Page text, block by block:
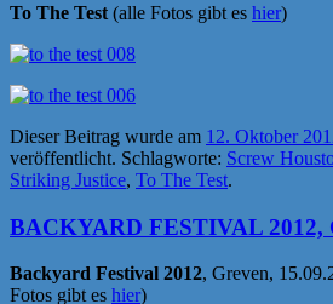
To The Test (alle Fotos gibt es hier)
Dieser Beitrag wurde am 12. Oktober
veröffentlicht. Schlagworte: Screw
Striking Justice, To The Test.
BACKYARD FESTIVAL 2012,
Backyard Festival 2012, Greven,
Fotos gibt es hier)